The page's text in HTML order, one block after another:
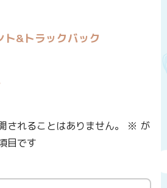
ト&トラックバック
されることはありません。 ※ が
目です